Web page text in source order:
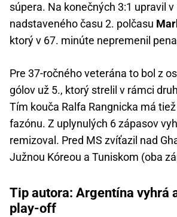
súpera. Na konečných 3:1 upravil
nadstaveného času 2. polčasu
ktorý v 67. minúte nepremenil
Pre 37-ročného veterána to bol z
gólov už 5., ktorý strelil v rámci
Tím kouča Ralfa Rangnicka má
fazónu. Z uplynulých 6 zápasov
remizoval. Pred MS zvíťazil nad
Južnou Kóreou a Tuniskom (oba
Tip autora: Argentína vyhrá
play-off